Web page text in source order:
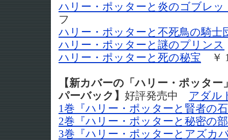
ハリー・ポッターと炎のゴブレッ
フ
ハリー・ポッターと不死鳥の騎士
ハリー・ポッターと謎のプリンス
ハリー・ポッターと死の秘宝 ￥
【新カバーの「ハリー・ポッタ
パーバック】 好評発売中 アダル
1巻『ハリー・ポッターと賢者の
2巻『ハリー・ポッターと秘密の
3巻『ハリー・ポッターとアズカ